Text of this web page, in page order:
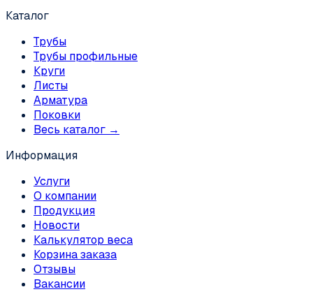
Каталог
Трубы
Трубы профильные
Круги
Листы
Арматура
Поковки
Весь каталог →
Информация
Услуги
О компании
Продукция
Новости
Калькулятор веса
Корзина заказа
Отзывы
Вакансии